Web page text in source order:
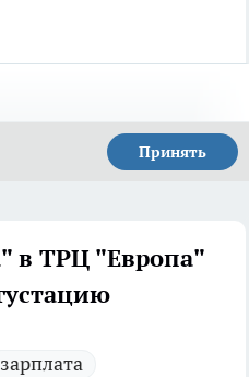
Принять
в ТРЦ "Европа"
зарплата